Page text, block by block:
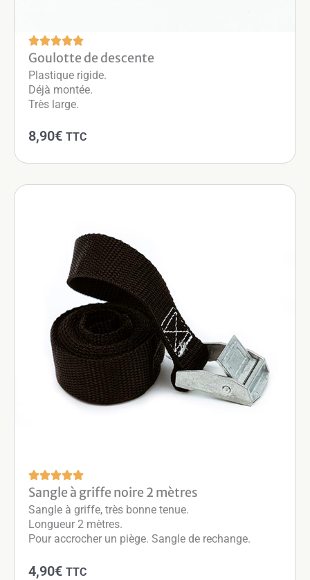
2
Goulotte de descente
Plastique rigide.
Déjà montée.
Très large.
8,90€ TTC
Sangle à griffe noire 2 mètres
Sangle à griffe, très bonne tenue.
Longueur 2 mètres.
Pour accrocher un piège. Sangle de rechange.
4,90€ TTC